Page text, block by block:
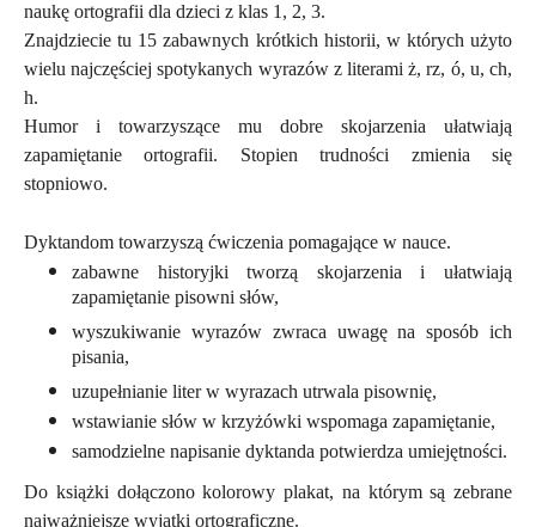
naukę ortografii dla dzieci z klas 1, 2, 3.
Znajdziecie tu 15 zabawnych krótkich historii, w których użyto
wielu najczęściej spotykanych wyrazów z literami ż, rz, ó, u, ch,
h.
Humor i towarzyszące mu dobre skojarzenia ułatwiają
zapamiętanie ortografii. Stopien trudności zmienia się
stopniowo.
Dyktandom towarzyszą ćwiczenia pomagające w nauce.
zabawne historyjki tworzą skojarzenia i ułatwiają
zapamiętanie pisowni słów,
wyszukiwanie wyrazów zwraca uwagę na sposób ich
pisania,
uzupełnianie liter w wyrazach utrwala pisownię,
wstawianie słów w krzyżówki wspomaga zapamiętanie,
samodzielne napisanie dyktanda potwierdza umiejętności.
Do książki dołączono kolorowy plakat, na którymsą zebrane
najważniejsze wyjątki ortograficzne.